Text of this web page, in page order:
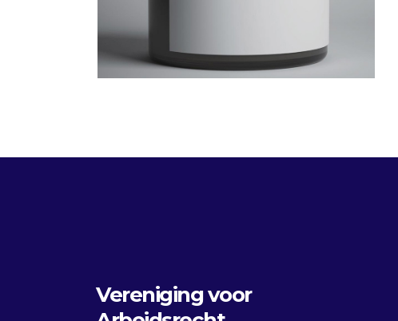
Vereniging voor